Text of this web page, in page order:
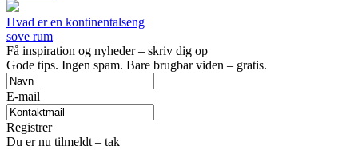
Hvad er en kontinentalseng
sove rum
Få inspiration og nyheder – skriv dig op
Gode tips. Ingen spam. Bare brugbar viden – gratis.
E-mail
Registrer
Du er nu tilmeldt – tak